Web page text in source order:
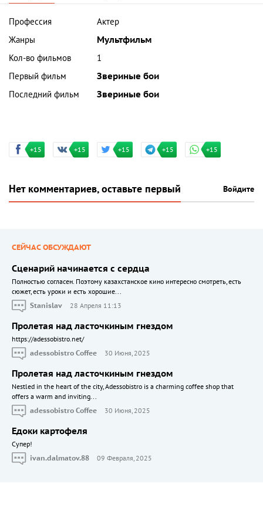
Профессия
Актер
Жанры
Мультфильм
Кол-во фильмов
1
Первый фильм
Звериные бои
Последний фильм
Звериные бои
+15 +15 +15 +15 +15
Нет комментариев, оставьте первый Войдите
СЕЙЧАС ОБСУЖДАЮТ
Сценарий начинается с сердца
Полностью согласен. Поэтому казахстанское кино интересно смотреть, есть
сюжет, есть уроки и есть хорошие...
Stanislav
28 Апреля 11:13
Пролетая над ласточкиным гнездом
https://adessobistro.net/
adessobistro Coffee
30 Июня, 2025
Пролетая над ласточкиным гнездом
Nestled in the heart of the city, Adessobistro is a charming coffee shop that
offers a warm and inviting...
adessobistro Coffee
30 Июня, 2025
Едоки картофеля
Cупер!
ivan.dalmatov.88
09 Февраля, 2025